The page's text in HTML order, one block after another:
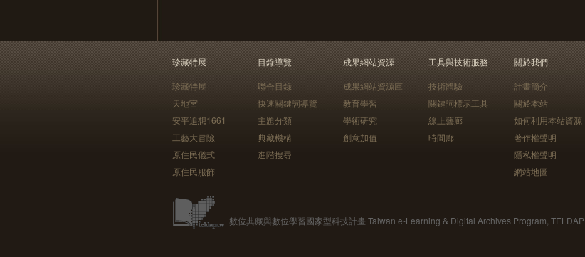
珍藏特展
珍藏特展
天地宮
安平追想1661
工藝大冒險
原住民儀式
原住民服飾
目錄導覽
聯合目錄
快速關鍵詞導覽
主題分類
典藏機構
進階搜尋
成果網站資源
成果網站資源庫
教育學習
學術研究
創意加值
工具與技術服務
技術體驗
關鍵詞標示工具
線上藝廊
時間廊
關於我們
計畫簡介
關於本站
如何利用本站資源
著作權聲明
隱私權聲明
網站地圖
數位典藏與數位學習國家型科技計畫 Taiwan e-Learning & Digital Archives Program, TELDAP